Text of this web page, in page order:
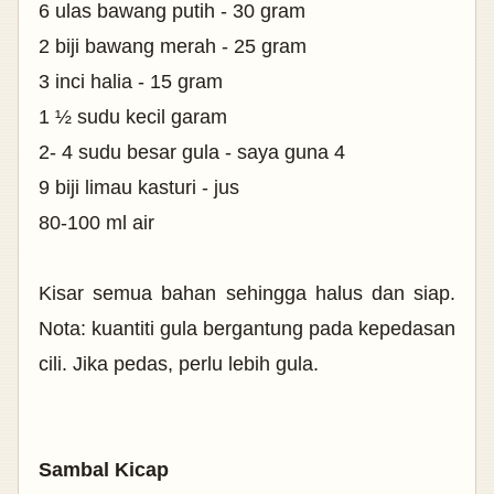
6 ulas bawang putih - 30 gram
2 biji bawang merah - 25 gram
3 inci halia - 15 gram
1 ½ sudu kecil garam
2- 4 sudu besar gula - saya guna 4
9 biji limau kasturi - jus
80-100 ml air
Kisar semua bahan sehingga halus dan siap.
Nota: kuantiti gula bergantung pada kepedasan
cili. Jika pedas, perlu lebih gula.
Sambal Kicap